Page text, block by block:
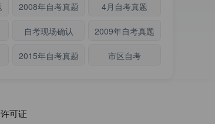
2008年自考真题 4月自考真题
自考现场确认 2009年自考真题
2015年自考真题 市区自考
可证